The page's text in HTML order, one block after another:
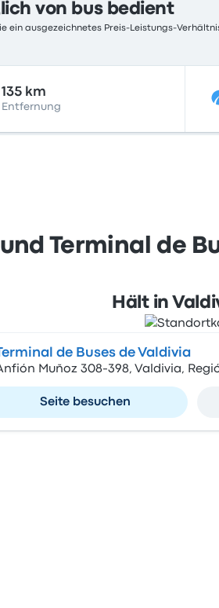
von bus bedient
ein ausgezeichnetes Preis-Leistungs-
135 km
Entfernung
Terminal de
Hält in
Terminal de Buses de Valdivia
Muñoz 308-398, Valdivia,
Seite besuchen